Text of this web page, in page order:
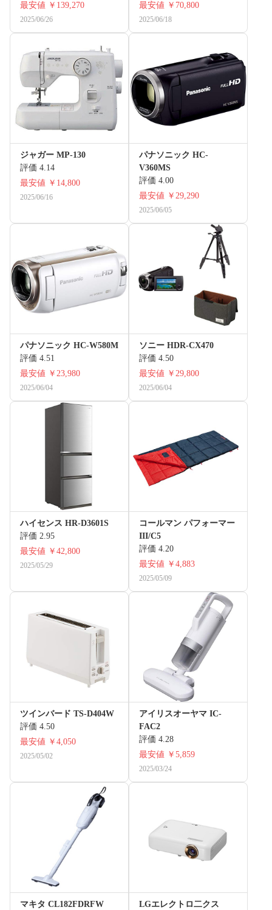
最安値 ￥139,270
2025/06/26
最安値 ￥70,800
2025/06/18
ジャガー MP-130
評価 4.14
最安値 ￥14,800
2025/06/16
パナソニック HC-
V360MS
評価 4.00
最安値 ￥29,290
2025/06/05
パナソニック HC-W580M
評価 4.51
最安値 ￥23,980
2025/06/04
ソニー HDR-CX470
評価 4.50
最安値 ￥29,800
2025/06/04
ハイセンス HR-D3601S
評価 2.95
最安値 ￥42,800
2025/05/29
コールマン パフォーマー
III/C5
評価 4.20
最安値 ￥4,883
2025/05/09
ツインバード TS-D404W
評価 4.50
最安値 ￥4,050
2025/05/02
アイリスオーヤマ IC-
FAC2
評価 4.28
最安値 ￥5,859
2025/03/24
マキタ CL182FDRFW
LGエレクトロ二クス